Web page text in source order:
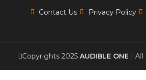
Contact Us Privacy Policy
Copyrights 2025 AUDIBLE ONE | All